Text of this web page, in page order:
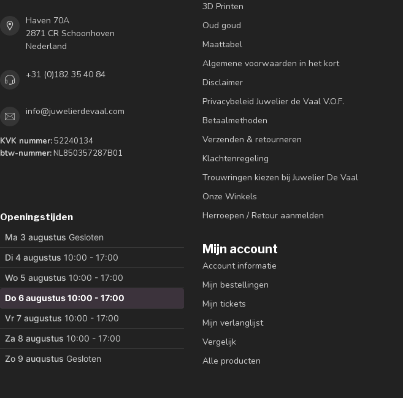
Haven 70A
2871 CR Schoonhoven
Nederland
+31 (0)182 35 40 84
info@juwelierdevaal.com
KVK nummer: 52240134
btw-nummer: NL850357287B01
Openingstijden
3D Printen
Oud goud
Maattabel
Algemene voorwaarden in het kort
Disclaimer
Privacybeleid Juwelier de Vaal V.O.F.
Betaalmethoden
Verzenden & retourneren
Klachtenregeling
Trouwringen kiezen bij Juwelier De Vaal
Onze Winkels
Herroepen / Retour aanmelden
Mijn account
Account informatie
Mijn bestellingen
Mijn tickets
Mijn verlanglijst
Vergelijk
Alle producten